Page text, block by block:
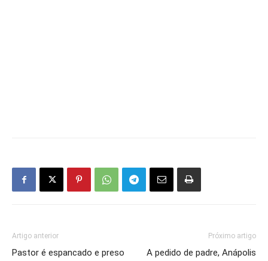
Artigo anterior
Pastor é espancado e preso
Próximo artigo
A pedido de padre, Anápolis